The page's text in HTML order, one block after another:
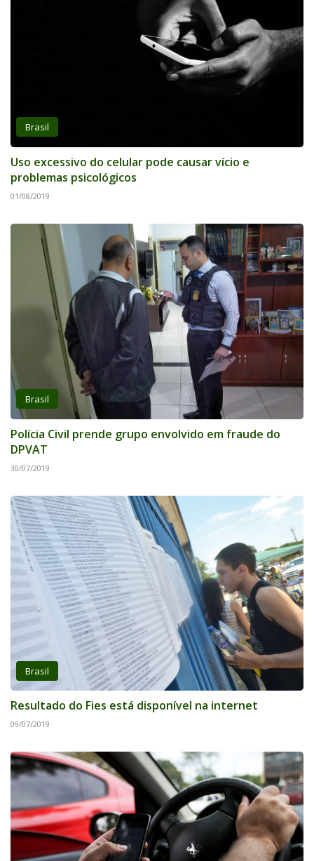
Brasil
Uso excessivo do celular pode causar vício e
problemas psicológicos
01/08/2019
Brasil
Polícia Civil prende grupo envolvido em fraude do
DPVAT
30/07/2019
Brasil
Resultado do Fies está disponível na internet
09/07/2019